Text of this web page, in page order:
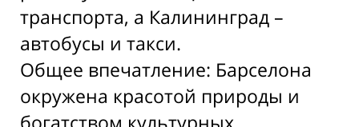
транспорта, а Калининград –
автобусы и такси.
Общее впечатление: Барселона
окружена красотой природы и